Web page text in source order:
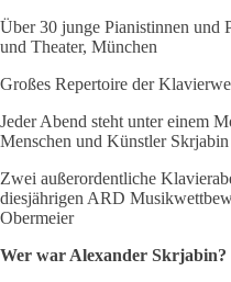
Über 30 junge Pianistinnen und
und Theater, München
Großes Repertoire der
Jeder Abend steht unter einem
Menschen und Künstler Skrjabin
Zwei außerordentliche
diesjährigen ARD
Obermeier
Wer war Alexander Skrjabin?